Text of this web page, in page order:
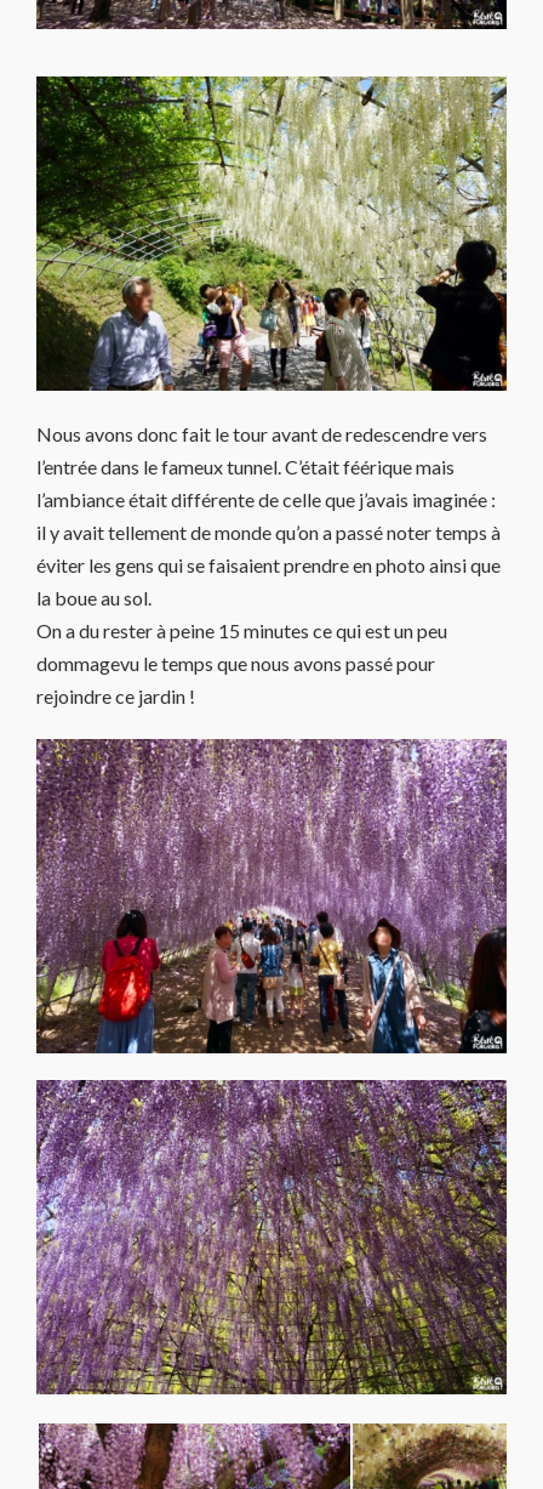
Nous avons donc fait le tour avant de redescendre vers
l’entrée dans le fameux tunnel. C’était féérique mais
l’ambiance était différente de celle que j’avais imaginée :
il y avait tellement de monde qu’on a passé noter temps à
éviter les gens qui se faisaient prendre en photo ainsi que
la boue au sol.
On a du rester à peine 15 minutes ce qui est un peu
dommagevu le temps que nous avons passé pour
rejoindre ce jardin !